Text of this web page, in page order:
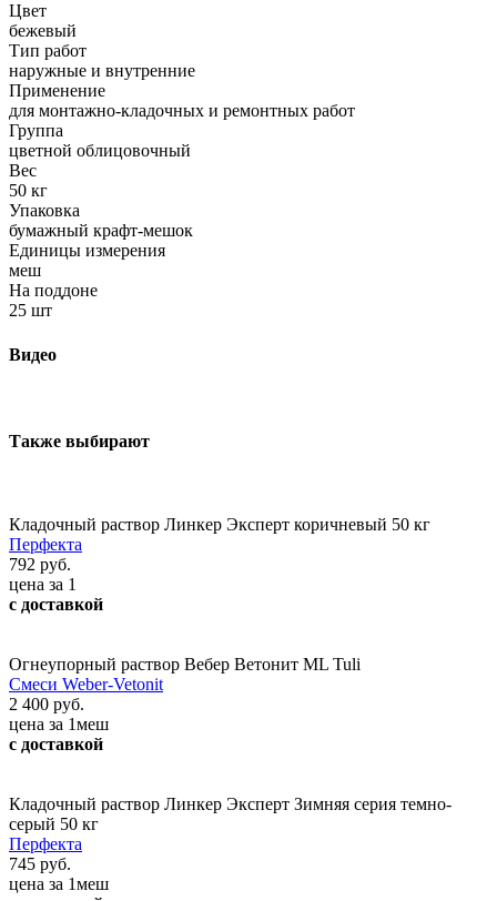
Цвет
бежевый
Тип работ
наружные и внутренние
Применение
для монтажно-кладочных и ремонтных работ
Группа
цветной облицовочный
Вес
50 кг
Упаковка
бумажный крафт-мешок
Единицы измерения
меш
На поддоне
25 шт
Видео
Также выбирают
Кладочный раствор Линкер Эксперт коричневый 50 кг
Перфекта
792 руб.
цена за 1
с доставкой
Огнеупорный раствор Вебер Ветонит ML Tuli
Смеси Weber-Vetonit
2 400 руб.
цена за 1меш
с доставкой
Кладочный раствор Линкер Эксперт Зимняя серия темно-
серый 50 кг
Перфекта
745 руб.
цена за 1меш